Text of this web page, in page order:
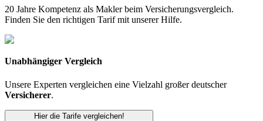
20 Jahre Kompetenz als Makler beim Versicherungsvergleich.
Finden Sie den richtigen Tarif mit unserer Hilfe.
Unabhängiger Vergleich
Unsere Experten vergleichen eine Vielzahl großer deutscher
Versicherer.
Hier die Tarife vergleichen!